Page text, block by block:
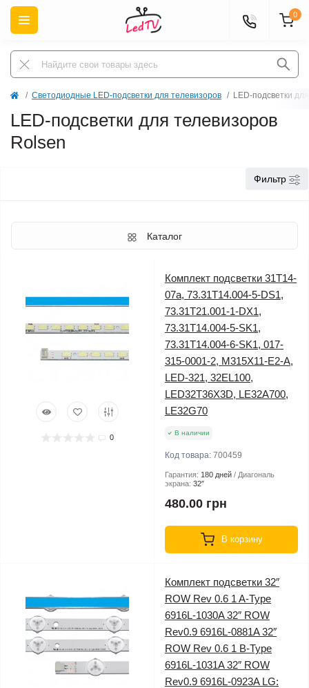
0
Светодиодные LED-подсветки для телевизоров LED-подсветки
LED-подсветки для телевизоров
Rolsen
Фильтр
Каталог
0
Комплект подсветки 31T14-
07a, 73.31T14.004-5-DS1,
73.31T21.001-1-DX1,
73.31T14.004-5-SK1,
73.31T14.004-6-SK1, 017-
315-0001-2, M315X11-E2-A,
LED-321, 32EL100,
LED32T36X3D, LE32A700,
LE32G70
В наличии
Код товара: 700459
Гарантия: 180 дней
Диагональ
экрана: 32″
480.00 грн
В корзину
Комплект подсветки 32″
ROW Rev 0.6 1 A-Type
6916L-1030A 32″ ROW
Rev0.9 6916L-0881A 32″
ROW Rev 0.6 1 B-Type
6916L-1031A 32″ ROW
Rev0.9 6916L-0923A LG: